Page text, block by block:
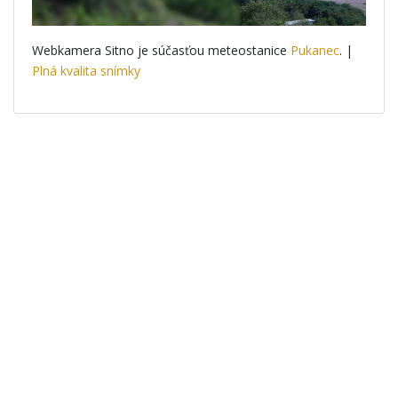
Webkamera Sitno je súčasťou meteostanice Pukanec. |
Plná kvalita snímky